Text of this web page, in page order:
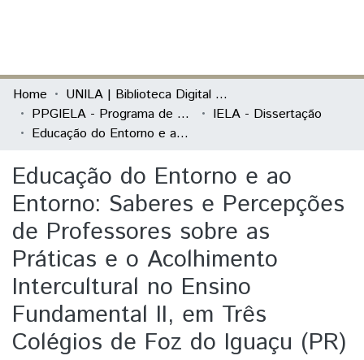
Communities & Collections
All of DSpace
Home
UNILA | Biblioteca Digital de Dissertações e Teses
PPGIELA - Programa de Pós-Graduação Interdisciplinar em Estudos Latino-Americanos
IELA - Dissertação
Educação do Entorno e ao Entorno: Saberes e Percepções de Professores sobre as Práticas e o Acolhimento Intercultural no Ensino Fundamental II, em Três Colégios de Foz do Iguaçu (PR)
Educação do Entorno e ao
Entorno: Saberes e Percepções
de Professores sobre as
Práticas e o Acolhimento
Intercultural no Ensino
Fundamental II, em Três
Colégios de Foz do Iguaçu (PR)